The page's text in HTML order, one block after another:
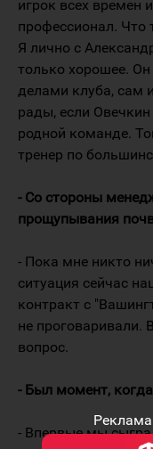
Реклама
игрок всех времен
профессионал. Что
Я лично с
только хорошее. Он
делами клуба, сам
рады, если
родной команде.
тренер по
- Со стороны
прощупывания
- Пока мне никто
ситуация сейчас
контракт с
не проговаривали.
вопрос.
- Был момент,
- Впервые мы